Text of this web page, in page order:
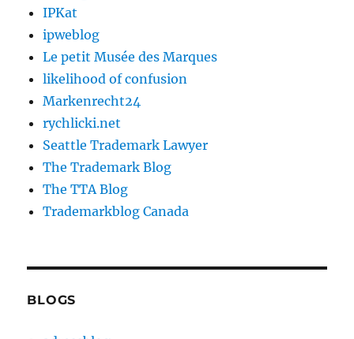
IPKat
ipweblog
Le petit Musée des Marques
likelihood of confusion
Markenrecht24
rychlicki.net
Seattle Trademark Lawyer
The Trademark Blog
The TTA Blog
Trademarkblog Canada
BLOGS